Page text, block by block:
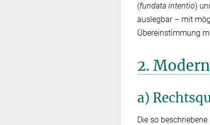
(fundata intentio)
auslegbar – mit
Übereinstimmung
2.
a)
Die so